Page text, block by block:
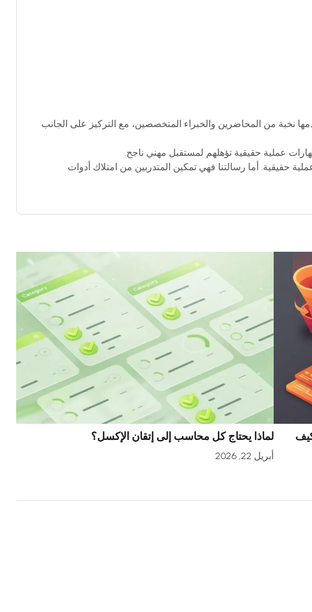
نخبة من المحاضرين والخبراء المتخصصين، مع التركيز على الجانب
عملية حقيقية تؤهلهم لمستقبل مهني ناجح.
حقيقية. أما رسالتنا فهي تمكين المتدربين من امتلاك أدوات
لماذا يحتاج كل محاسب إلى إتقان الإكسل؟
أبريل 22, 2026